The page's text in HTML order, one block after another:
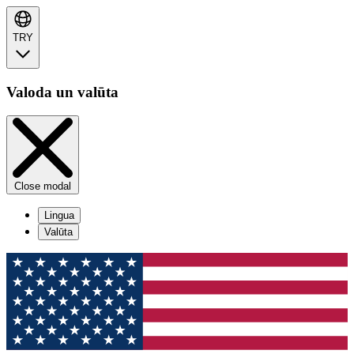
TRY
Valoda un valūta
Close modal
Lingua
Valūta